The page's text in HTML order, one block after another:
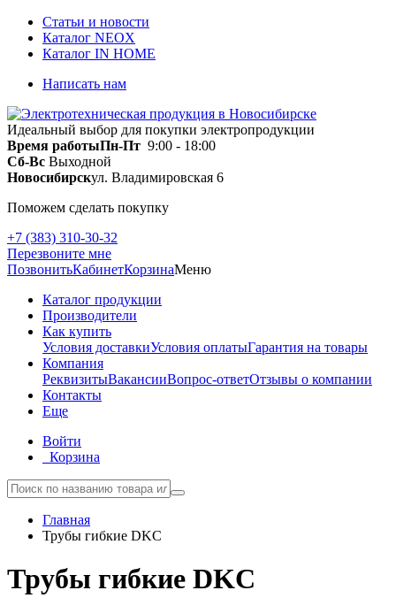
Статьи и новости
Каталог NEOX
Каталог IN HOME
Написать нам
Идеальный выбор для покупки электропродукции
Время работыПн-Пт 9:00 - 18:00
Сб-Вс Выходной
Новосибирскул. Владимировская 6
Поможем сделать покупку
+7 (383) 310-30-32
Перезвоните мне
ПозвонитьКабинетКорзинаМеню
Каталог продукции
Производители
Как купить
Условия доставкиУсловия оплатыГарантия на товары
Компания
РеквизитыВакансииВопрос-ответОтзывы о компании
Контакты
Еще
Войти
Корзина
Главная
Трубы гибкие DKC
Трубы гибкие DKC